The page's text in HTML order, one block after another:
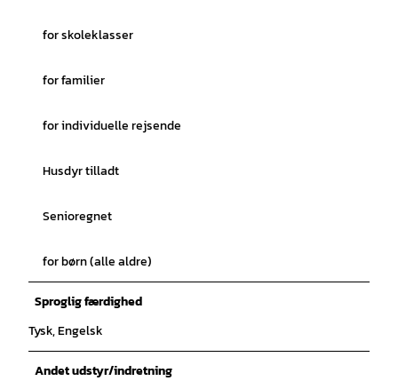
for skoleklasser
for familier
for individuelle rejsende
Husdyr tilladt
Senioregnet
for børn (alle aldre)
Sproglig færdighed
Tysk, Engelsk
Andet udstyr/indretning